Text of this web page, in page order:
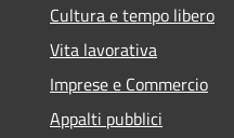
Cultura e tempo libero
Vita lavorativa
Imprese e Commercio
Appalti pubblici